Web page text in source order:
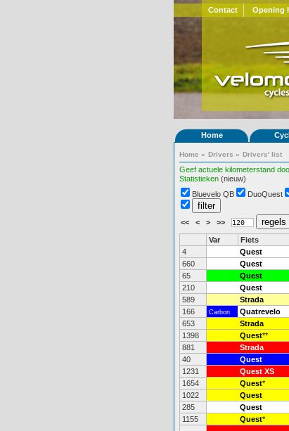
Contact Opening
Home
Home » Drivers » Drivers' list
Geef actuele kilometerstand
Statistieken (nieuw)
Bluevelo QB DuoQuest
<< < > >>
Var Fiets
4
Quest
660
Quest
65
Quest
210
Quest
589
Strada
166
Carbon Quatrevelo
653
Strada
1398
Quest**
881
Strada
40
Quest
1231
Quest XS
1654
Quest*
1022
Quest
285
Quest
1155
Quest*